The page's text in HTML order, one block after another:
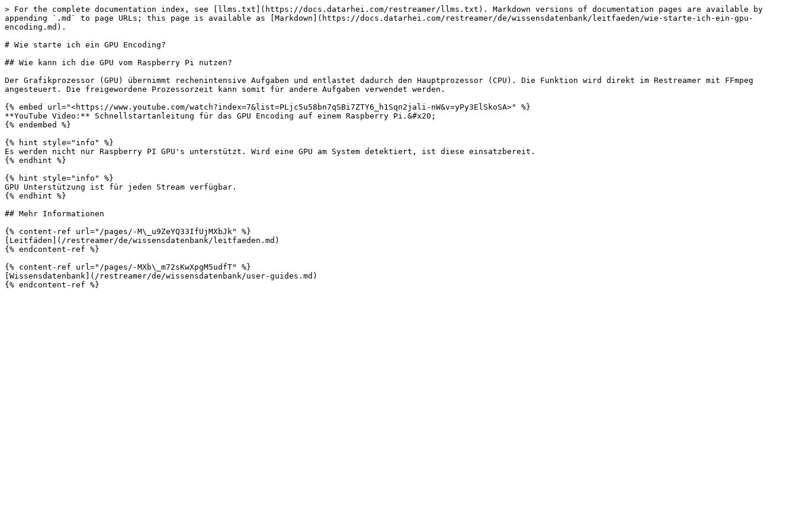
> For the complete documentation index, see [llms.txt](https://docs.datarhei.com/restreamer/llms.txt). Markdown versions of documentation pages are available by
appending `.md` to page URLs; this page is available as [Markdown](https://docs.datarhei.com/restreamer/de/wissensdatenbank/leitfaeden/wie-starte-ich-ein-gpu-
encoding.md).
# Wie starte ich ein GPU Encoding?
## Wie kann ich die GPU vom Raspberry Pi nutzen?
Der Grafikprozessor (GPU) übernimmt rechenintensive Aufgaben und entlastet dadurch den Hauptprozessor (CPU). Die Funktion wird direkt im Restreamer mit FFmpeg
angesteuert. Die freigewordene Prozessorzeit kann somit für andere Aufgaben verwendet werden.
{% embed url="<https://www.youtube.com/watch?index=7&list=PLjc5u58bn7qSBi7ZTY6_h1Sqn2jali-nW&v=yPy3ElSkoSA>" %}
**YouTube Video:** Schnellstartanleitung für das GPU Encoding auf einem Raspberry Pi.&#x20;
{% endembed %}
{% hint style="info" %}
Es werden nicht nur Raspberry PI GPU's unterstützt. Wird eine GPU am System detektiert, ist diese einsatzbereit.
{% endhint %}
{% hint style="info" %}
GPU Unterstützung ist für jeden Stream verfügbar.
{% endhint %}
## Mehr Informationen
{% content-ref url="/pages/-M\_u9ZeYQ33IfUjMXbJk" %}
[Leitfäden](/restreamer/de/wissensdatenbank/leitfaeden.md)
{% endcontent-ref %}
{% content-ref url="/pages/-MXb\_m72sKwXpgM5udfT" %}
[Wissensdatenbank](/restreamer/de/wissensdatenbank/user-guides.md)